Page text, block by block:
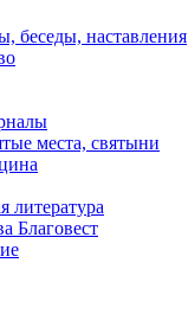
беседы, наставления
места, святыни
литература
Благовест